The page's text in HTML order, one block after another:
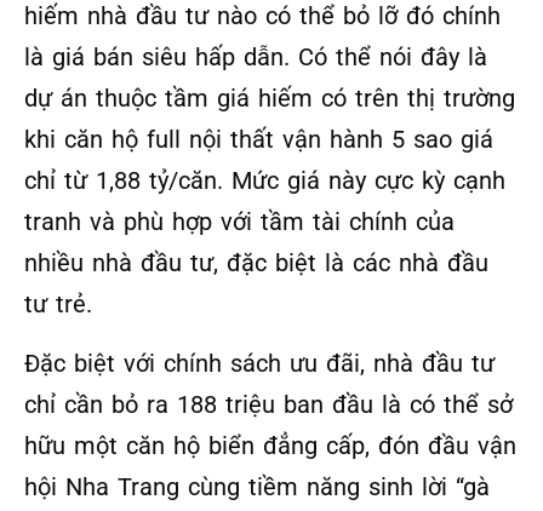
hiếm nhà đầu tư nào có thể bỏ lỡ đó chính
là giá bán siêu hấp dẫn. Có thể nói đây là
dự án thuộc tầm giá hiếm có trên thị trường
khi căn hộ full nội thất vận hành 5 sao giá
chỉ từ 1,88 tỷ/căn. Mức giá này cực kỳ cạnh
tranh và phù hợp với tầm tài chính của
nhiều nhà đầu tư, đặc biệt là các nhà đầu
tư trẻ.
Đặc biệt với chính sách ưu đãi, nhà đầu tư
chỉ cần bỏ ra 188 triệu ban đầu là có thể sở
hữu một căn hộ biển đẳng cấp, đón đầu vận
hội Nha Trang cùng tiềm năng sinh lời “gà